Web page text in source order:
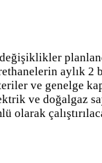
aylık 2
ve genelge
ve doğalgaz
olarak